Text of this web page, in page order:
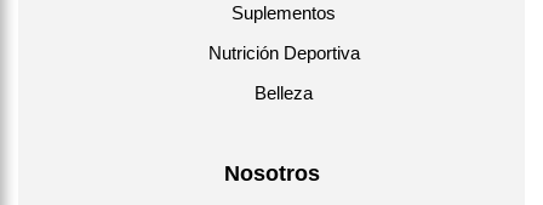
Suplementos
Nutrición Deportiva
Belleza
Nosotros